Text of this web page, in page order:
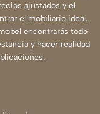
ajustados y el
el mobiliario ideal.
encontrarás todo
y hacer realidad